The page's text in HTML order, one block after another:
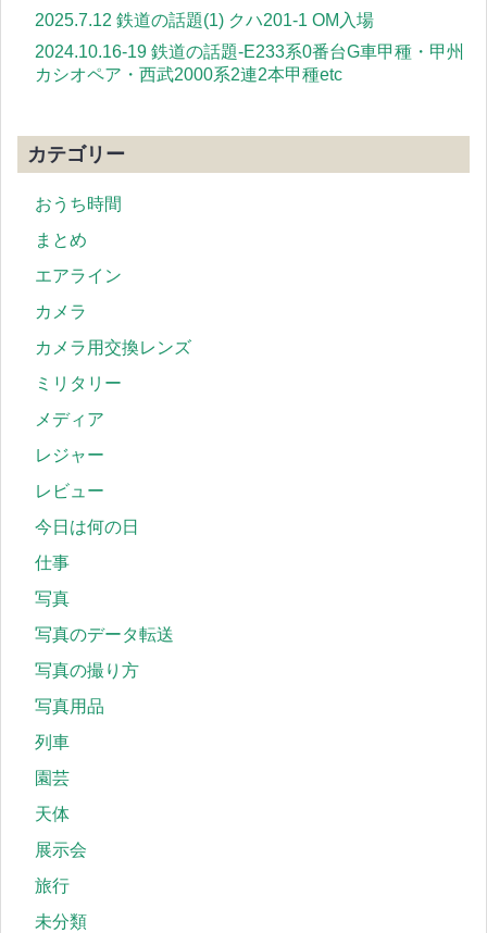
2025.7.12 鉄道の話題(1) クハ201-1 OM入場
2024.10.16-19 鉄道の話題-E233系0番台G車甲種・甲州
カシオペア・西武2000系2連2本甲種etc
カテゴリー
おうち時間
まとめ
エアライン
カメラ
カメラ用交換レンズ
ミリタリー
メディア
レジャー
レビュー
今日は何の日
仕事
写真
写真のデータ転送
写真の撮り方
写真用品
列車
園芸
天体
展示会
旅行
未分類